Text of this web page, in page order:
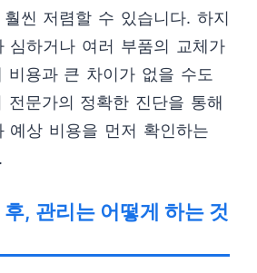
씬 저렴할 수 있습니다. 하지
심하거나 여러 부품의 교체가
비용과 큰 차이가 없을 수도
전문가의 정확한 진단을 통해
예상 비용을 먼저 확인하는
, 관리는 어떻게 하는 것